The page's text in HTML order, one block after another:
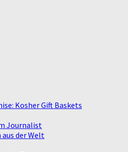
Kosher Gift Baskets
Journalist
der Welt